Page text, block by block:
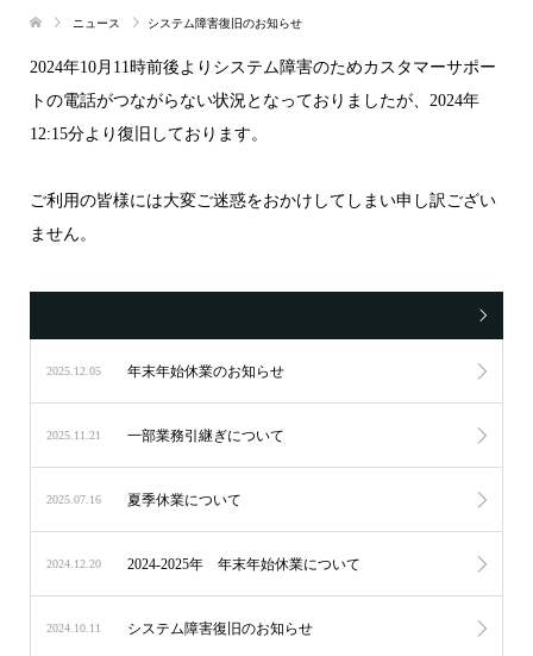
ニュース システム障害復旧のお知らせ
2024年10月11時前後よりシステム障害のためカスタマーサポー
トの電話がつながらない状況となっておりましたが、2024年
12:15分より復旧しております。
ご利用の皆様には大変ご迷惑をおかけしてしまい申し訳ござい
ません。
2025.12.05 年末年始休業のお知らせ
2025.11.21 一部業務引継ぎについて
2025.07.16 夏季休業について
2024.12.20 2024-2025年 年末年始休業について
2024.10.11 システム障害復旧のお知らせ